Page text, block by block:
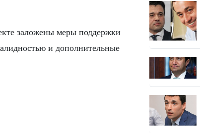
заложены меры поддержки
и дополнительные